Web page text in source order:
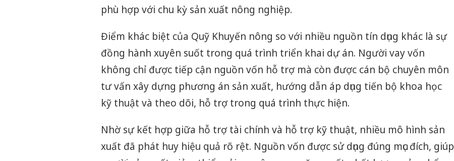
phù hợp với chu kỳ sản xuất nông nghiệp.
Điểm khác biệt của Quỹ Khuyến nông so với nhiều nguồn tín dụng khác là sự
đồng hành xuyên suốt trong quá trình triển khai dự án. Người vay vốn
không chỉ được tiếp cận nguồn vốn hỗ trợ mà còn được cán bộ chuyên môn
tư vấn xây dựng phương án sản xuất, hướng dẫn áp dụng tiến bộ khoa học
kỹ thuật và theo dõi, hỗ trợ trong quá trình thực hiện.
Nhờ sự kết hợp giữa hỗ trợ tài chính và hỗ trợ kỹ thuật, nhiều mô hình sản
xuất đã phát huy hiệu quả rõ rệt. Nguồn vốn được sử dụng đúng mục đích, giúp